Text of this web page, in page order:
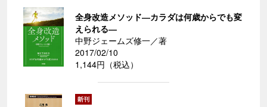
全身改造メソッド―カラダは何歳からでも変
えられる―
中野ジェームズ修一／著
2017/02/10
1,144円（税込）